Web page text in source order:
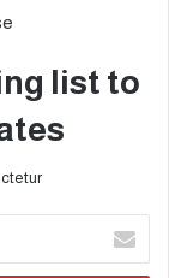
list to